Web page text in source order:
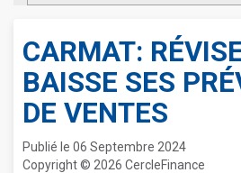
CARMAT:
BAISSE SES
DE VENTES
Publié le 06 Septembre 2024
Copyright © 2026 CercleFinance